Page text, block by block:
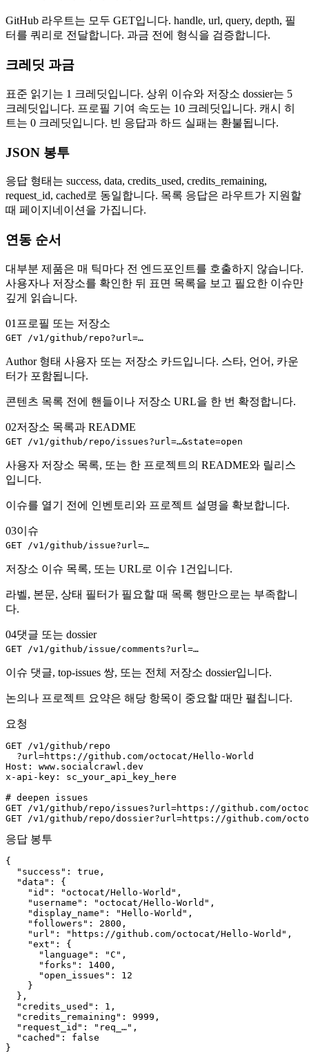
GitHub 라우트는 모두 GET입니다. handle, url, query, depth, 필
터를 쿼리로 전달합니다. 과금 전에 형식을 검증합니다.
크레딧 과금
표준 읽기는 1 크레딧입니다. 상위 이슈와 저장소 dossier는 5
크레딧입니다. 프로필 기여 속도는 10 크레딧입니다. 캐시 히
트는 0 크레딧입니다. 빈 응답과 하드 실패는 환불됩니다.
JSON 봉투
응답 형태는 success, data, credits_used, credits_remaining,
request_id, cached로 동일합니다. 목록 응답은 라우트가 지원할
때 페이지네이션을 가집니다.
연동 순서
대부분 제품은 매 틱마다 전 엔드포인트를 호출하지 않습니다.
사용자나 저장소를 확인한 뒤 표면 목록을 보고 필요한 이슈만
깊게 읽습니다.
01 프로필 또는 저장소
GET /v1/github/repo?url=…
Author 형태 사용자 또는 저장소 카드입니다. 스타, 언어, 카운
터가 포함됩니다.
콘텐츠 목록 전에 핸들이나 저장소 URL을 한 번 확정합니다.
02저장소 목록과 README
GET /v1/github/repo/issues?url=…&state=open
사용자 저장소 목록, 또는 한 프로젝트의 README와 릴리스
입니다.
이슈를 열기 전에 인벤토리와 프로젝트 설명을 확보합니다.
03이슈
GET /v1/github/issue?url=…
저장소 이슈 목록, 또는 URL로 이슈 1건입니다.
라벨, 본문, 상태 필터가 필요할 때 목록 행만으로는 부족합니
다.
04댓글 또는 dossier
GET /v1/github/issue/comments?url=…
이슈 댓글, top-issues 쌍, 또는 전체 저장소 dossier입니다.
논의나 프로젝트 요약은 해당 항목이 중요할 때만 펼칩니다.
요청
GET /v1/github/repo
  ?url=https://github.com/octocat/Hello-World
Host: www.socialcrawl.dev
x-api-key: sc_your_api_key_here
# deepen issues
GET /v1/github/repo/issues?url=https://github.com/
GET /v1/github/repo/dossier?url=https://github.com/
응답 봉투
{
  "success": true,
  "data": {
    "id": "octocat/Hello-World",
    "username": "octocat/Hello-World",
    "display_name": "Hello-World",
    "followers": 2800,
    "url": "https://github.com/octocat/Hello-World",
    "ext": {
      "language": "C",
      "forks": 1400,
      "open_issues": 12
    }
  },
  "credits_used": 1,
  "credits_remaining": 9999,
  "request_id": "req_…",
  "cached": false
}